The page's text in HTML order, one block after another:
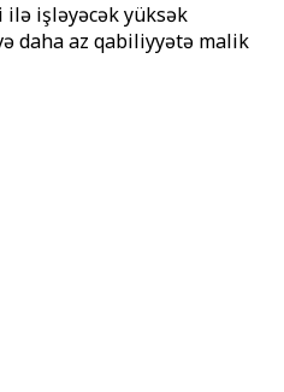
işləyəcək yüksək
daha az qabiliyyətə malik